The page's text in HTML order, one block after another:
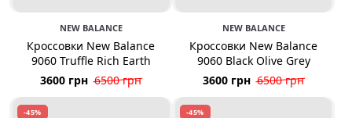
NEW BALANCE
Кроссовки New Balance
9060 Truffle Rich Earth
3600 грн 6500 грн
NEW BALANCE
Кроссовки New Balance
9060 Black Olive Grey
3600 грн 6500 грн
-45% -45%